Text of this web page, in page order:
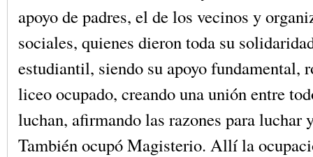
apoyo de padres, el de los vecinos y
sociales, quienes dieron toda su
estudiantil, siendo su apoyo fundamental,
liceo ocupado, creando una unión entre
luchan, afirmando las razones para luchar
También ocupó Magisterio. Allí la